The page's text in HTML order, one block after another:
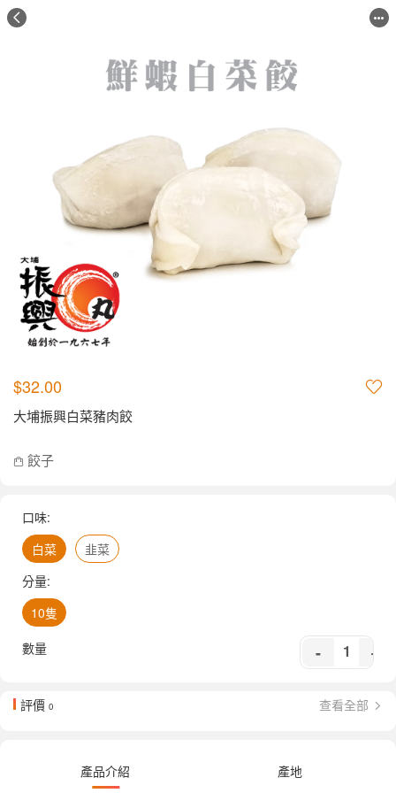
$32.00
大埔振興白菜豬肉餃
餃子
口味:
白菜
韭菜
分量:
10隻
數量
- +
評價 0 查看全部
產品介紹 產地